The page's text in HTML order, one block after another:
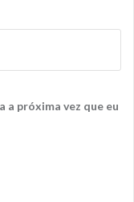
a próxima vez que eu